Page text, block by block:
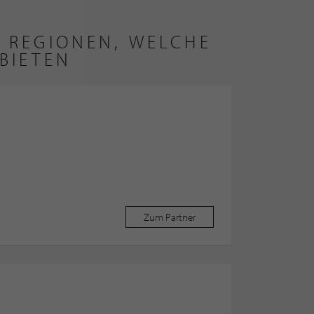
WELCHE
Zum Partner